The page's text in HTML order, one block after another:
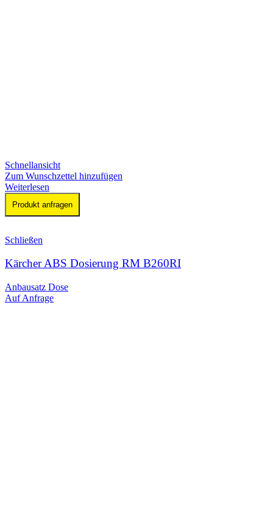
Schnellansicht
Zum Wunschzettel hinzufügen
Weiterlesen
Produkt anfragen
Schließen
Kärcher ABS Dosierung RM B260RI
Anbausatz Dose
Auf Anfrage